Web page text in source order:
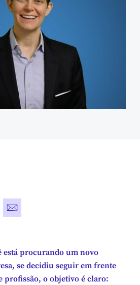
window
New window
está procurando um novo
se decidiu seguir em frente
profissão, o objetivo é claro: